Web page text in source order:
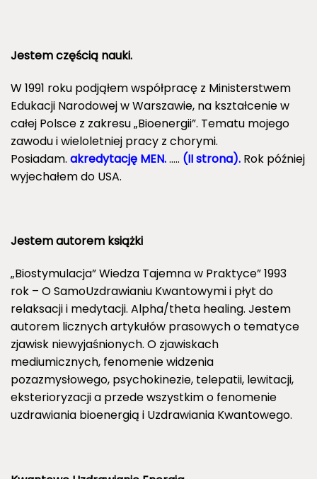
Jestem częścią nauki.
W 1991 roku podjąłem współpracę z Ministerstwem
Edukacji Narodowej w Warszawie, na kształcenie w
całej Polsce z zakresu „Bioenergii”. Tematu mojego
zawodu i wieloletniej pracy z chorymi.
Posiadam. akredytację MEN.….. (II strona). Rok później
wyjechałem do USA.
Jestem autorem książki
„Biostymulacja” Wiedza Tajemna w Praktyce” 1993
rok – O SamoUzdrawianiu Kwantowymi i płyt do
relaksacji i medytacji. Alpha/theta healing. Jestem
autorem licznych artykułów prasowych o tematyce
zjawisk niewyjaśnionych. O zjawiskach
mediumicznych, fenomenie widzenia
pozazmysłowego, psychokinezie, telepatii, lewitacji,
eksterioryzacji a przede wszystkim o fenomenie
uzdrawiania bioenergią i Uzdrawiania Kwantowego.